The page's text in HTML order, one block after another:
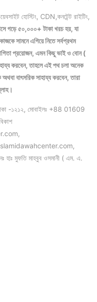
হোস্টিং, CDN,কনটেন্ট রাইটিং,
গড়ে ৫০,০০০+ টাকা খরচ হয়, যা
সামনে এগিয়ে নিতে সর্বপ্রথম
প্রয়োজন, এমন কিছু ভাই ও বোন (
করবেন, তাহলে এই পথ চলা অনেক
অথবা বাৎসরিক সাহায্য করবেন, তারা
-১২১২, মোবাইলঃ +88 01609
মুফতি মাহবুব ওসমানী ( এম. এ.